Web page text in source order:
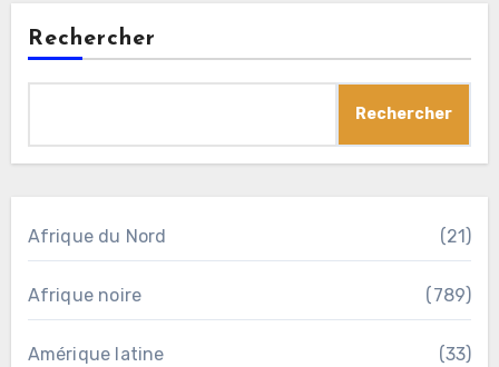
Rechercher
Rechercher
Afrique du Nord (21)
Afrique noire (789)
Amérique latine (33)